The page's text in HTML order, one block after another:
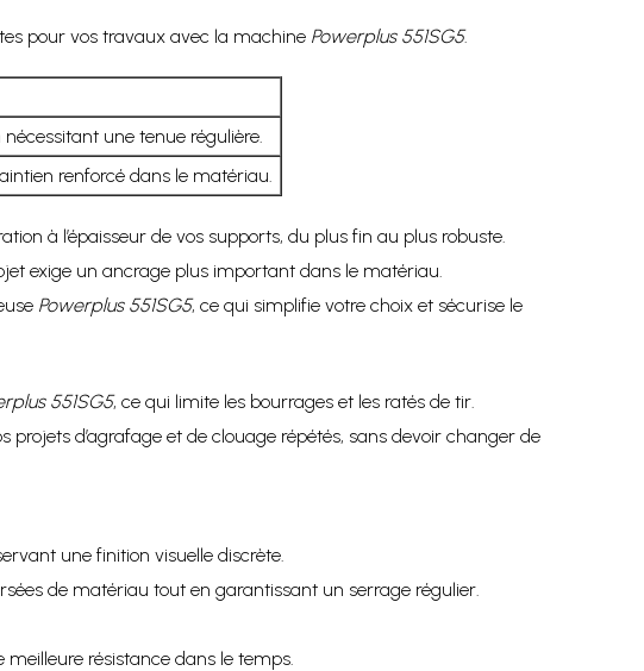
pour vos travaux avec la machine Powerplus 551SG5.
une tenue régulière.
renforcé dans le matériau.
à l’épaisseur de vos supports, du plus fin au plus robuste.
exige un ancrage plus important dans le matériau.
Powerplus 551SG5, ce qui simplifie votre choix et sécurise le
551SG5, ce qui limite les bourrages et les ratés de tir.
projets d’agrafage et de clouage répétés, sans devoir changer de
une finition visuelle discrète.
de matériau tout en garantissant un serrage régulier.
résistance dans le temps.